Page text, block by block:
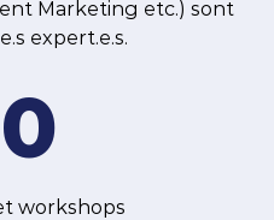
Marketing etc.) sont
expert.e.s.
0
workshops